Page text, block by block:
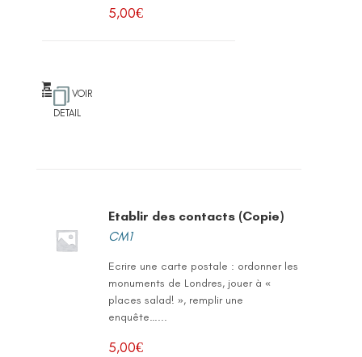
5,00€
VOIR
DETAIL
Etablir des contacts (Copie)
CM1
Ecrire une carte postale : ordonner les
monuments de Londres, jouer à «
places salad! », remplir une
enquête…...
5,00€